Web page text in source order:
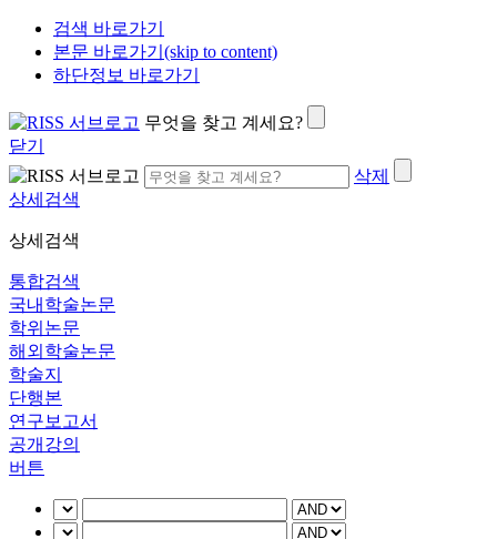
검색 바로가기
본문 바로가기(skip to content)
하단정보 바로가기
무엇을 찾고 계세요?
닫기
삭제
상세검색
상세검색
통합검색
국내학술논문
학위논문
해외학술논문
학술지
단행본
연구보고서
공개강의
버튼